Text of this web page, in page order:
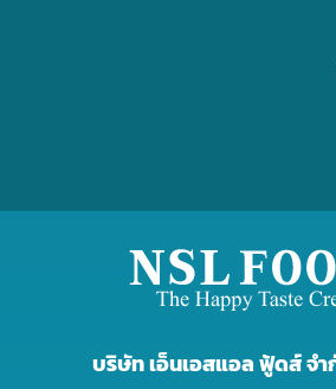
บริษัท เอ็นเอสแอล ฟู้ดส์ จ